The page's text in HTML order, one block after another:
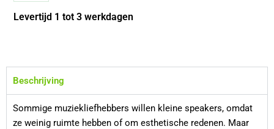
Levertijd 1 tot 3 werkdagen
Beschrijving
Sommige muziekliefhebbers willen kleine speakers, omdat
ze weinig ruimte hebben of om esthetische redenen. Maar